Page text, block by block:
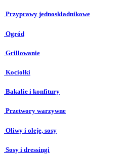
Przyprawy jednoskładnikowe
Ogród
Grillowanie
Kociołki
Bakalie i konfitury
Przetwory warzywne
Oliwy i oleje, sosy
Sosy i dressingi